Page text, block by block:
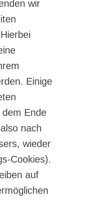
wir
Einige
Ende
nach
wieder
Cookies).
auf